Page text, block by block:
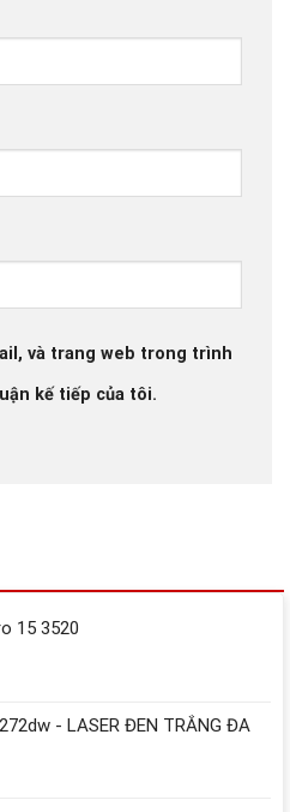
và trang web trong trình
kế tiếp của tôi.
15 3520
- LASER ĐEN TRẮNG ĐA